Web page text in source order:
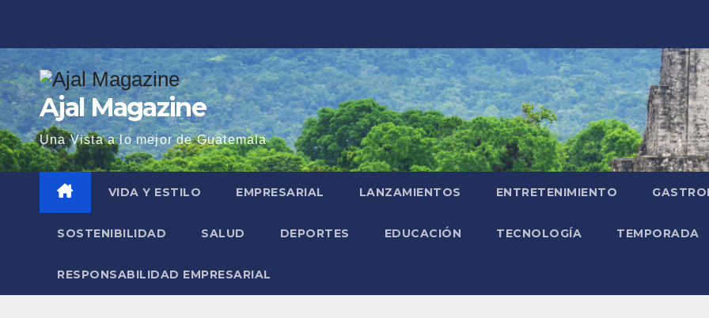
contenido
Ajal Magazine
Una Vista a lo mejor de Guatemala
VIDA Y ESTILO EMPRESARIAL LANZAMIENTOS ENTRETENIMIENTO
SOSTENIBILIDAD SALUD DEPORTES EDUCACIÓN TECNOLOGÍA TEMPORADA
RESPONSABILIDAD EMPRESARIAL